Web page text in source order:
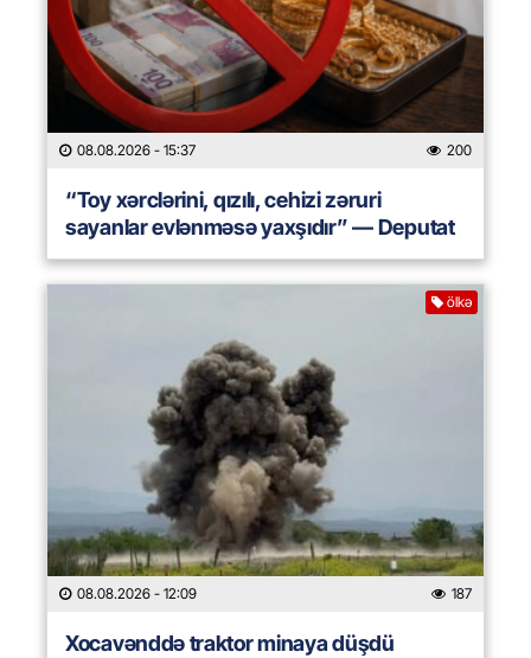
08.08.2026 - 15:37 200
“Toy xərclərini, qızılı, cehizi zəruri
sayanlar evlənməsə yaxşıdır” — Deputat
ölkə
08.08.2026 - 12:09 187
Xocavənddə traktor minaya düşdü